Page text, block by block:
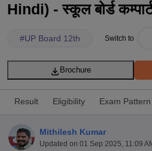
Hindi) - स्कूल बोर्ड
#UP Board 12th Switch to
Brochure
Result Eligibility Exam Pattern
Mithilesh Kumar
Updated on 01 Sep 2025, 11:09